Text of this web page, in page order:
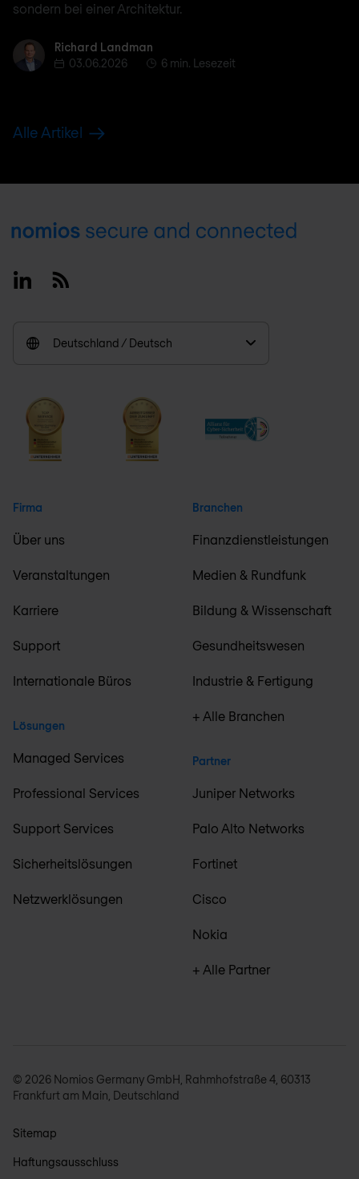
sondern bei einer Architektur.
Richard Landman
Richard Landman
03.06.2026
6 min. Lesezeit
Alle Artikel
Footer
LinkedinRSS
Deutschland / Deutsch
Firma
Über uns
Veranstaltungen
Karriere
Support
Internationale Büros
Lösungen
Managed Services
Professional Services
Support Services
Sicherheitslösungen
Netzwerklösungen
Branchen
Finanzdienstleistungen
Medien & Rundfunk
Bildung & Wissenschaft
Gesundheitswesen
Industrie & Fertigung
+ Alle Branchen
Partner
Juniper Networks
Palo Alto Networks
Fortinet
Cisco
Nokia
+ Alle Partner
© 2026 Nomios Germany GmbH, Rahmhofstraße 4, 60313
Frankfurt am Main, Deutschland
Sitemap
Haftungsausschluss